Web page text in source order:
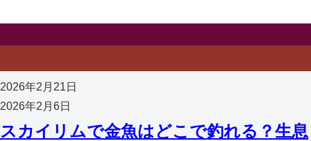
2026年2月21日
2026年2月6日
スカイリムで金魚はどこで釣れる？生息